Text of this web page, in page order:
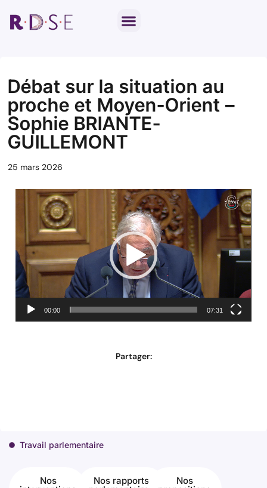
Débat sur la situation au
proche et Moyen-Orient –
Sophie BRIANTE-
GUILLEMONT
25 mars 2026
Lecteur
vidéo
00:00 07:31
Partager:
Travail parlementaire
Nos Nos rapports Nos